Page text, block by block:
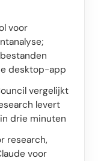
voor
desktop-app
vergelijkt
levert
drie minuten
research,
voor